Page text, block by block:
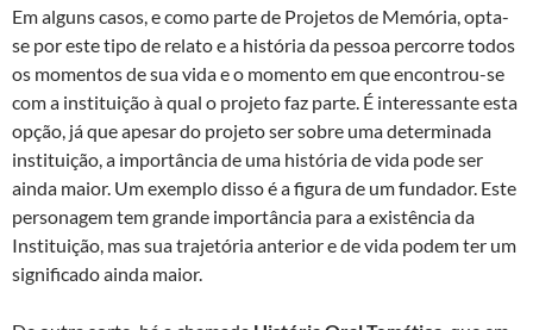
Em alguns casos, e como parte de Projetos de Memória, opta-
se por este tipo de relato e a história da pessoa percorre todos
os momentos de sua vida e o momento em que encontrou-se
com a instituição à qual o projeto faz parte. É interessante esta
opção, já que apesar do projeto ser sobre uma determinada
instituição, a importância de uma história de vida pode ser
ainda maior. Um exemplo disso é a figura de um fundador. Este
personagem tem grande importância para a existência da
Instituição, mas sua trajetória anterior e de vida podem ter um
significado ainda maior.